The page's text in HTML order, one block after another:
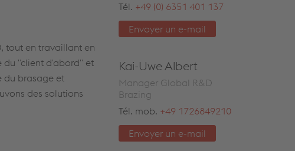
tout en travaillant en
"client d'abord" et
du brasage et
des solutions
Tél. +49 (0) 6351 401 137
Envoyer un e-mail
Kai-Uwe Albert
Manager Global R&D
Brazing
Tél. mob. +49 1726849210
Envoyer un e-mail